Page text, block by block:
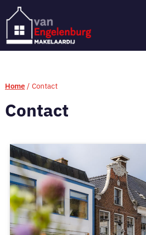
Home / Contact
Contact